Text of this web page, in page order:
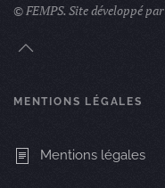
© FEMPS.Site développé par
MENTIONS LÉGALES
Mentions légales